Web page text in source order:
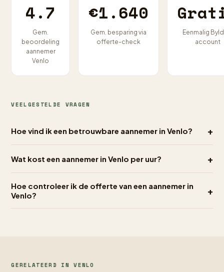
4.7
Gem.
beoordeling
aannemer
Venlo
€1.640
Gem. besparing via
offerte-check
Eenmalig
account
VEELGESTELDE VRAGEN
Hoe vind ik een betrouwbare aannemer in Venlo? +
Wat kost een aannemer in Venlo per uur? +
Hoe controleer ik de offerte van een aannemer in
Venlo?
+
GERELATEERD IN VENLO